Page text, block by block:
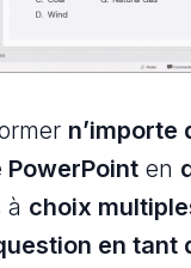
n’importe
en
à choix
en tant